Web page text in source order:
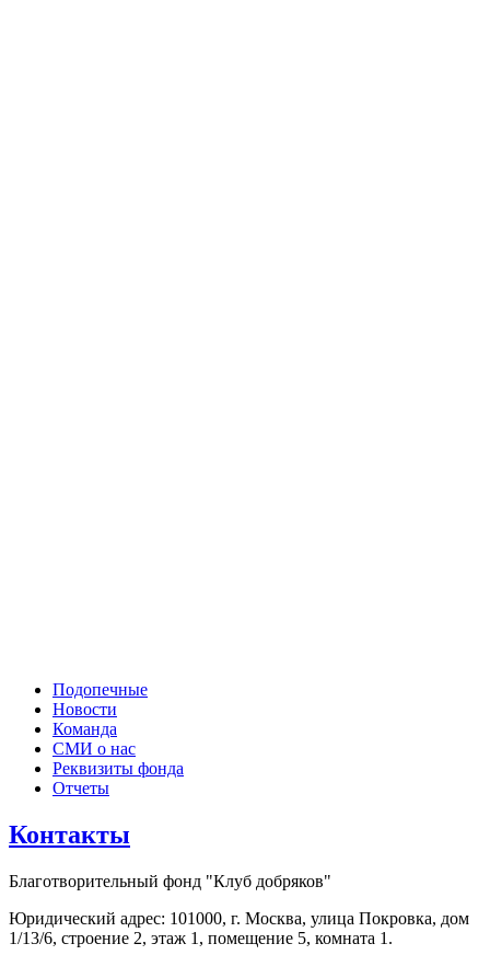
Подопечные
Новости
Команда
СМИ о нас
Реквизиты фонда
Отчеты
Контакты
Благотворительный фонд "Клуб добряков"
Юридический адрес: 101000, г. Москва, улица Покровка, дом
1/13/6, строение 2, этаж 1, помещение 5, комната 1.